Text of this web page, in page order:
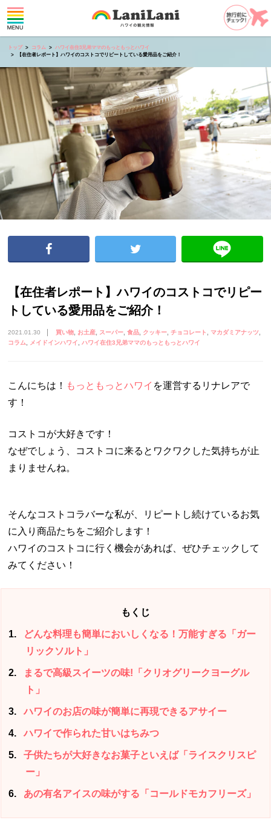
トップ コラム
ハワイ在住3兄弟ママのもっともっとハワイ
【在住者レポート】ハワイのコストコでリピートしている愛用品をご紹介！
【在住者レポート】ハワイのコストコでリピー
トしている愛用品をご紹介！
2021.01.30 買い物 お土産 スーパー 食品 クッキー チョコレート
マカダミアナッツ
コラム メイドインハワイ ハワイ在住3兄弟ママのもっともっとハワイ
こんにちは！ もっともっとハワイ を運営するリナレアで
す！
コストコが大好きです！
なぜでしょう、コストコに来るとワクワクした気持ちが止
まりませんね。
そんなコストコラバーな私が、リピートし続けているお気
に入り商品たちをご紹介します！
ハワイのコストコに行く機会があれば、ぜひチェックして
みてください！
もくじ
1
どんな料理も簡単においしくなる！万能すぎる「ガー
リックソルト」
2
まるで高級スイーツの味!「クリオグリークヨーグル
ト」
3 ハワイのお店の味が簡単に再現できるアサイー
4 ハワイで作られた甘いはちみつ
5
子供たちが大好きなお菓子といえば「ライスクリスピ
ー」
6 あの有名アイスの味がする「コールドモカフリーズ」